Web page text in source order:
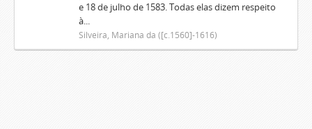
e 18 de julho de 1583. Todas elas dizem respeito
à...
Silveira, Mariana da ([c.1560]-1616)